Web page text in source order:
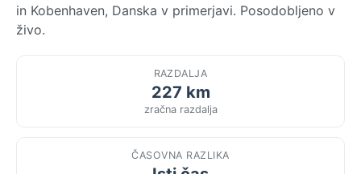
in Kobenhaven, Danska v primerjavi. Posodobljeno v
živo.
RAZDALJA
227 km
zračna razdalja
ČASOVNA RAZLIKA